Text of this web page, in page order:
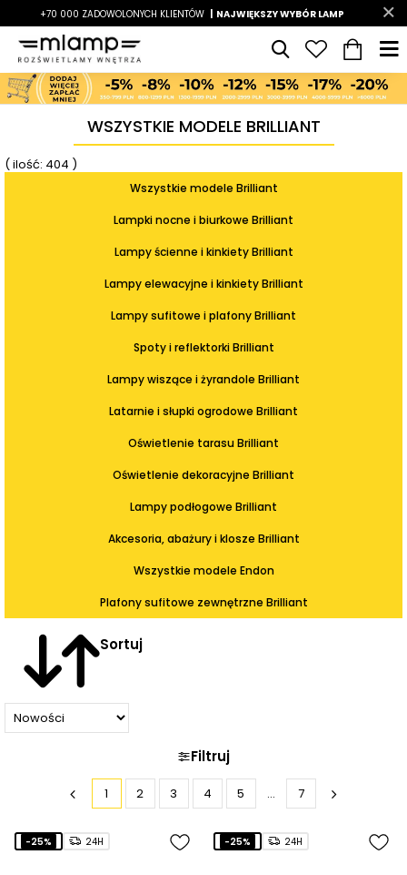
-7% LATO7
+70 000 ZADOWOLONYCH KLIENTÓW | NAJWIĘKSZY WYBÓR LAMP
| |
WSZYSTKIE MODELE BRILLIANT
( ilość: 404 )
Wszystkie modele Brilliant
Lampki nocne i biurkowe Brilliant
Lampy ścienne i kinkiety Brilliant
Lampy elewacyjne i kinkiety Brilliant
Lampy sufitowe i plafony Brilliant
Spoty i reflektorki Brilliant
Lampy wiszące i żyrandole Brilliant
Latarnie i słupki ogrodowe Brilliant
Oświetlenie tarasu Brilliant
Oświetlenie dekoracyjne Brilliant
Lampy podłogowe Brilliant
Akcesoria, abażury i klosze Brilliant
Wszystkie modele Endon
Plafony sufitowe zewnętrzne Brilliant
Sortuj
Filtruj
1 2 3 4 5 ... 7
-25% 24H -25% 24H